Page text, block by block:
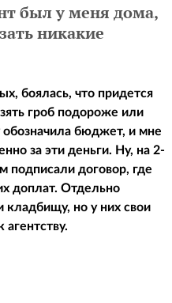
был у меня дома,
никакие
боялась, что придется
гроб подороже или
обозначила бюджет, и мне
за эти деньги. Ну, на 2-
подписали договор, где
доплат. Отдельно
кладбищу, но у них свои